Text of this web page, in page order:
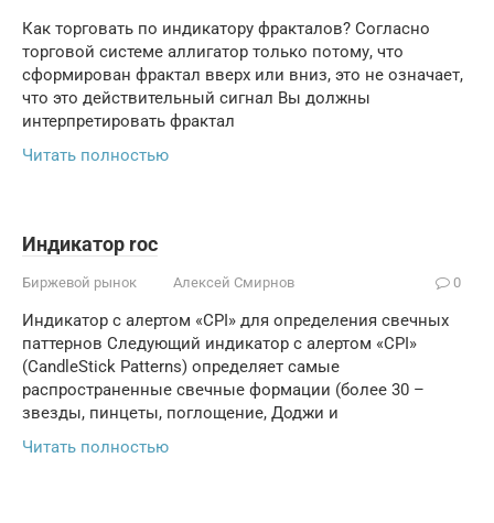
Как торговать по индикатору фракталов? Согласно
торговой системе аллигатор только потому, что
сформирован фрактал вверх или вниз, это не означает,
что это действительный сигнал Вы должны
интерпретировать фрактал
Читать полностью
Индикатор roc
Биржевой рынок Алексей Смирнов 0
Индикатор с алертом «CPI» для определения свечных
паттернов Следующий индикатор с алертом «CPI»
(CandleStick Patterns) определяет самые
распространенные свечные формации (более 30 –
звезды, пинцеты, поглощение, Доджи и
Читать полностью